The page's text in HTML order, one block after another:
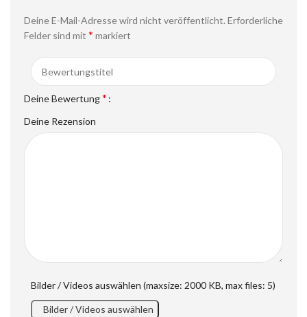
Deine E-Mail-Adresse wird nicht veröffentlicht.Erforderliche
Felder sind mit * markiert
Deine Bewertung*
Deine Rezension
Bilder / Videos auswählen (maxsize: 2000 KB, max files: 5)
Bilder / Videos auswählen